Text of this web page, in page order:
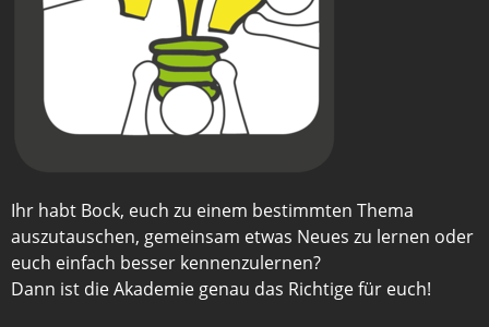
Ihr habt Bock, euch zu einem bestimmten Thema
auszutauschen, gemeinsam etwas Neues zu lernen oder
euch einfach besser kennenzulernen?
Dann ist die Akademie genau das Richtige für euch!